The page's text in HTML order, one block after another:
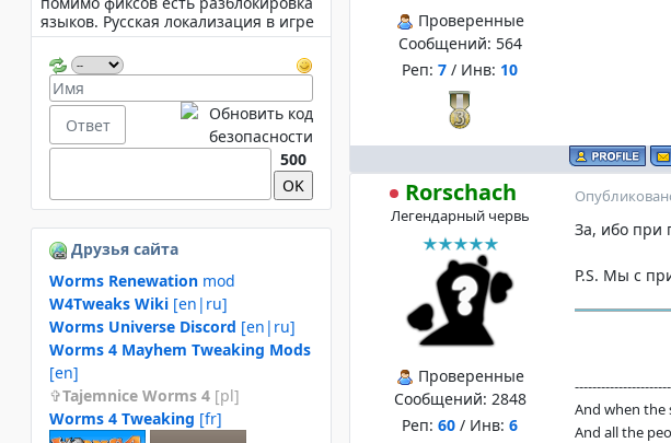
Проверенные
Сообщений: 564
Реп: 7 / Инв: 10
Rorschach
Легендарный червь
Проверенные
Сообщений: 2848
Реп: 60 / Инв: 6
За, ибо при
P.S. Мы с
And when the
And all the
500
Друзья сайта
Worms Renewation mod
W4Tweaks Wiki [en|ru]
Worms Universe Discord [en|ru]
Worms 4 Mayhem Tweaking Mods
[en]
Tajemnice Worms 4 [pl]
Worms 4 Tweaking [fr]